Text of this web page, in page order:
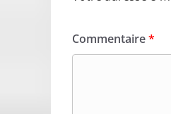
Commentaire*